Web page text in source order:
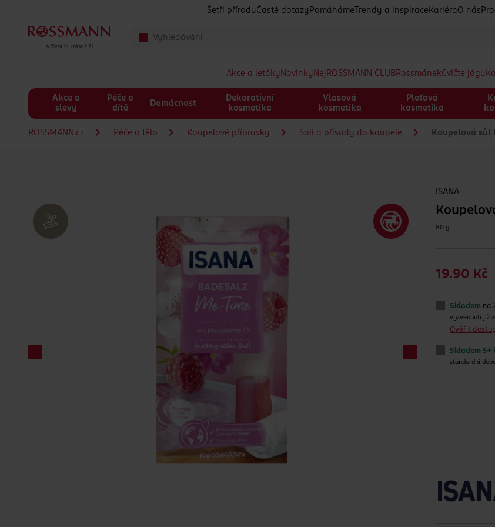
Šetři přírodu Časté dotazy Pomáháme Trendy a inspirace Kariéra O nás
Akce a letáky Novinky Nej ROSSMANN CLUBRossmánekCvičte jógu
Akce a
slevy
Péče o
dítě
Domácnost
Dekorativní
kosmetika
Vlasová
kosmetika
Pleťová
kosmetika
ROSSMANN.cz Péče o tělo Koupelové přípravky Soli a přísady do koupele Koupelová sůl
ISANA
80 g
19.90 Kč
Skladem na
vyzvednutí již
Ověřit
Skladem 5+
standardní